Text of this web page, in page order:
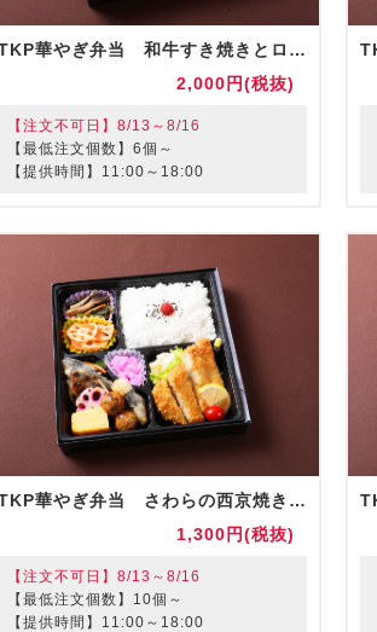
TKP華やぎ弁当 和牛すき焼きとローストビーフ重（お茶付）
2,000円(税抜)
【注文不可日】8/13～8/16
【最低注文個数】6個～
【提供時間】11:00～18:00
TKP華やぎ弁当 さわらの西京焼きとトンカツ弁当（お茶付）
1,300円(税抜)
【注文不可日】8/13～8/16
【最低注文個数】10個～
【提供時間】11:00～18:00